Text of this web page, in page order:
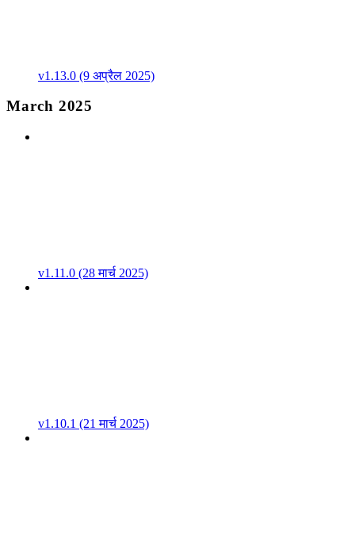
v1.13.0 (9 अप्रैल 2025)
March 2025
v1.11.0 (28 मार्च 2025)
v1.10.1 (21 मार्च 2025)